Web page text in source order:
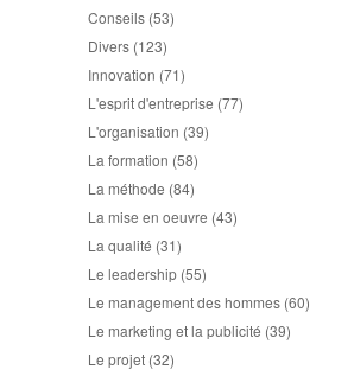
Conseils (53)
Divers (123)
Innovation (71)
L'esprit d'entreprise (77)
L'organisation (39)
La formation (58)
La méthode (84)
La mise en oeuvre (43)
La qualité (31)
Le leadership (55)
Le management des hommes (60)
Le marketing et la publicité (39)
Le projet (32)